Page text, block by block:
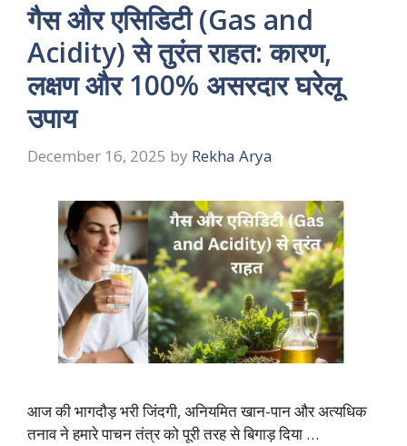
गैस और एसिडिटी (Gas and
Acidity) से तुरंत राहत: कारण,
लक्षण और 100% असरदार घरेलू
उपाय
December 16, 2025 by Rekha Arya
आज की भागदौड़ भरी जिंदगी, अनियमित खान-पान और अत्यधिक
तनाव ने हमारे पाचन तंत्र को पूरी तरह से बिगाड़ दिया …